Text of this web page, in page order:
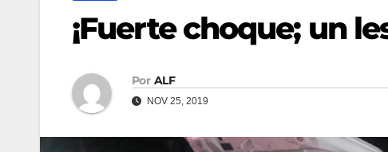
¡Fuerte choque; un
Por ALF
NOV 25, 2019